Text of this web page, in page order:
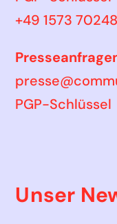
+49 1573
PGP-Schlüssel
Unser